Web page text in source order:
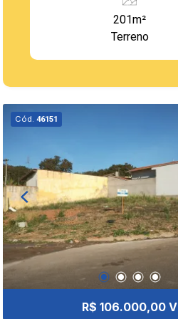
201m²
Terreno
Cód. 46151
R$ 106.000,00 V